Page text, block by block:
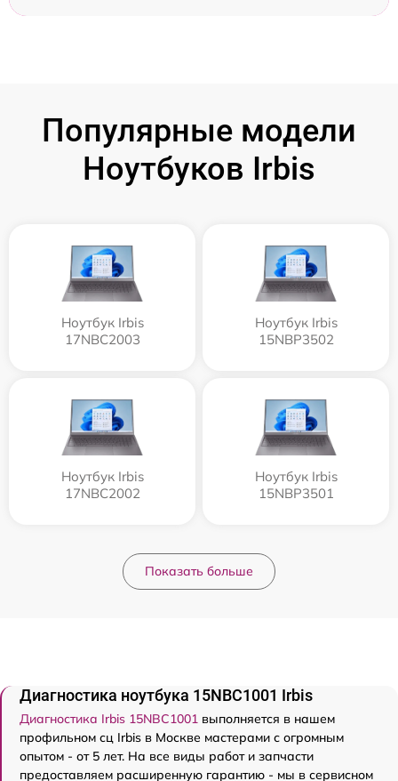
Популярные модели
Ноутбуков Irbis
Ноутбук Irbis
17NBC2003
Ноутбук Irbis
15NBP3502
Ноутбук Irbis
17NBC2002
Ноутбук Irbis
15NBP3501
Показать больше
Диагностика ноутбука 15NBC1001 Irbis
Диагностика Irbis 15NBC1001 выполняется в нашем
профильном сц Irbis в Москве мастерами с огромным
опытом - от 5 лет. На все виды работ и запчасти
предоставляем расширенную гарантию - мы в сервисном